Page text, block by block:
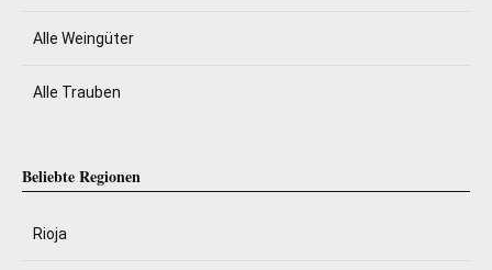
Alle Weingüter
Alle Trauben
Beliebte Regionen
Rioja